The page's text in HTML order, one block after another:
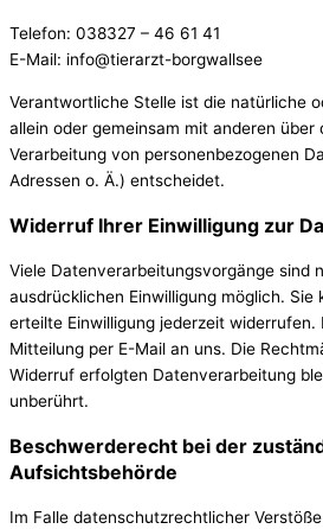
Telefon: 038327 – 46 61 41
E-Mail: info@tierarzt-borgwallsee
Verantwortliche Stelle ist die natürliche
allein oder gemeinsam mit anderen
Verarbeitung von personenbezogenen
Adressen o. Ä.) entscheidet.
Widerruf Ihrer Einwilligung zur
Viele Datenverarbeitungsvorgänge sind
ausdrücklichen Einwilligung möglich. Sie
erteilte Einwilligung jederzeit
Mitteilung per E-Mail an uns. Die
Widerruf erfolgten Datenverarbeitung
unberührt.
Beschwerderecht bei der
Aufsichtsbehörde
Im Falle datenschutzrechtlicher